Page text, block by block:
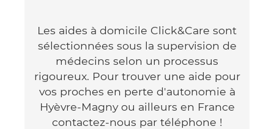
Les aides à domicile Click&Care sont
sélectionnées sous la supervision de
médecins selon un processus
rigoureux. Pour trouver une aide pour
vos proches en perte d'autonomie à
Hyèvre-Magny ou ailleurs en France
contactez-nous par téléphone !